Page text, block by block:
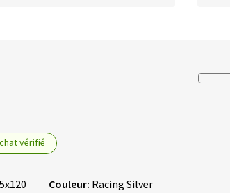
vérifié
Couleur: Racing Silver